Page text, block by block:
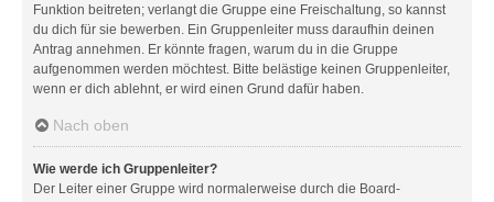
Funktion beitreten; verlangt die Gruppe eine Freischaltung, so kannst
du dich für sie bewerben. Ein Gruppenleiter muss daraufhin deinen
Antrag annehmen. Er könnte fragen, warum du in die Gruppe
aufgenommen werden möchtest. Bitte belästige keinen Gruppenleiter,
wenn er dich ablehnt, er wird einen Grund dafür haben.
Nach oben
Wie werde ich Gruppenleiter?
Der Leiter einer Gruppe wird normalerweise durch die Board-